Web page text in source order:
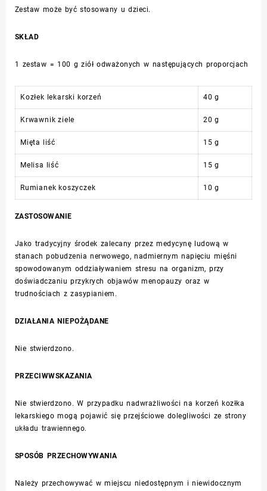
Zestaw może być stosowany u dzieci.
SKŁAD
1 zestaw = 100 g ziół odważonych w następujących proporcjach
Kozłek lekarski korzeń 40 g
Krwawnik ziele 20 g
Mięta liść 15 g
Melisa liść 15 g
Rumianek koszyczek 10 g
ZASTOSOWANIE
Jako tradycyjny środek zalecany przez medycynę ludową w
stanach pobudzenia nerwowego, nadmiernym napięciu mięśni
spowodowanym oddziaływaniem stresu na organizm, przy
doświadczaniu przykrych objawów menopauzy oraz w
trudnościach z zasypianiem.
DZIAŁANIA NIEPOŻĄDANE
Nie stwierdzono.
PRZECIWWSKAZANIA
Nie stwierdzono. W przypadku nadwrażliwości na korzeń kozłka
lekarskiego mogą pojawić się przejściowe dolegliwości ze strony
układu trawiennego.
SPOSÓB PRZECHOWYWANIA
Należy przechowywać w miejscu niedostępnym i niewidocznym